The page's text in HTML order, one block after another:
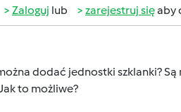
Zaloguj lub zarejestruj sięaby
dodać jednostki szklanki? Są
to możliwe?